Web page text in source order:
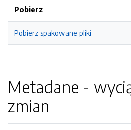
Pobierz
Pobierz spakowane pliki
Metadane -
zmian